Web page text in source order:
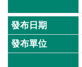
開
放
宣
告